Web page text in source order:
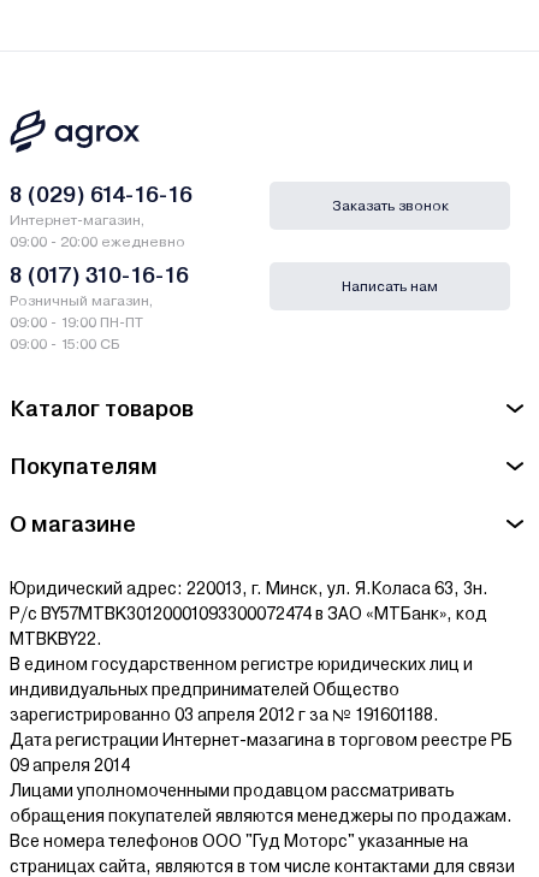
В нашем интернет-магазине Вы можете приобристи товары
Baseus за наличный и безналичный расчет. А также в кредит,
ведущих банков Беларуси.
Гарантии и сервис - Автомобильные пылесосы
Производитель Baseus - Тимес Инновейшн Технолоджи Цо.
ЛТД. Китай, Шэньчжэнь, Лонгхуадаланг Дорога Хуаронг, Науки
Сервисный центр Baseus - ООО "АйТи Дистрибуция",
50, район д. Дроздово.
Ознакомиться с условиями оплаты и доставки товара можно
здесь.
Каталог товаров
Покупателям
О магазине
Юридический адрес: 220013, г. Минск, ул. Я.Коласа 63, 3н.
Р/с BY57MTBK30120001093300072474 в ЗАО «МТБанк», код
MTBKBY22.
В едином государственном регистре юридических лиц и
индивидуальных предпринимателей Общество
зарегистрированно 03 апреля 2012 г за № 191601188.
Дата регистрации Интернет-мазагина в торговом реестре РБ
09 апреля 2014
Лицами уполномоченными продавцом рассматривать
обращения покупателей являются менеджеры по продажам.
Все номера телефонов ООО "Гуд Моторс" указанные на
страницах сайта, являются в том числе контактами для связи
8 (029) 614-16-16
Интернет-магазин,
09:00 - 20:00 ежедневно
8 (017) 310-16-16
Розничный магазин,
09:00 - 19:00 ПН-ПТ
09:00 - 15:00 СБ
Заказать звонок
Написать нам